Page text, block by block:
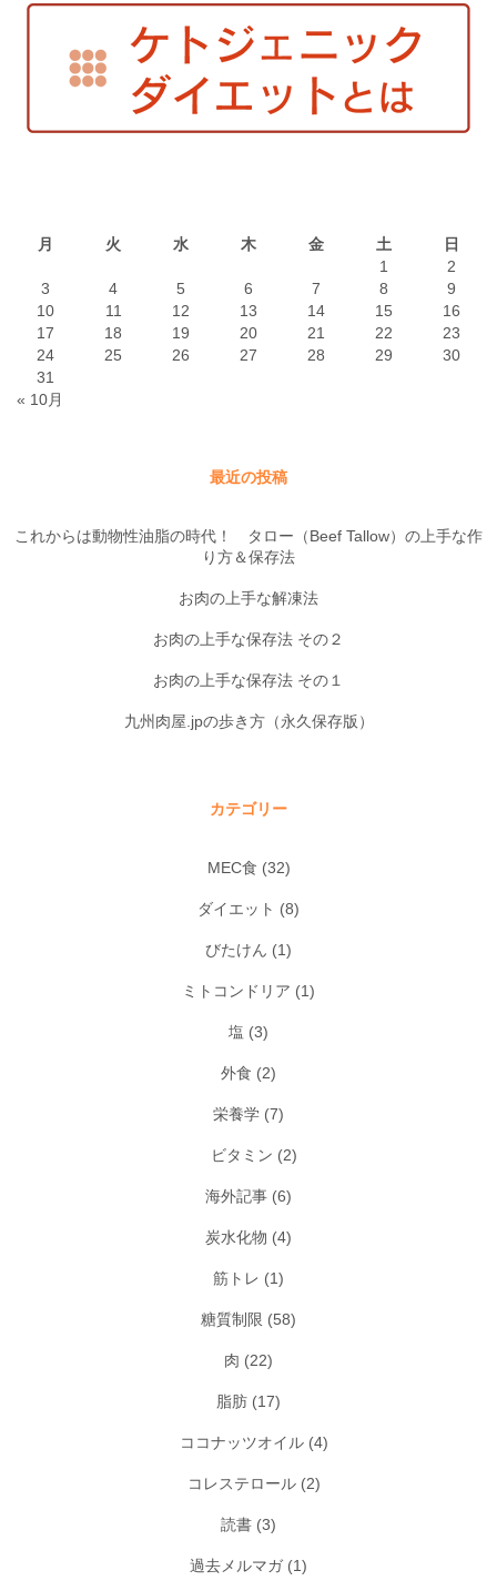
月 火 水 木 金 土
日
1
2
3
4 5 6 7 8
9
10
11 12 13 14 15
16
17
18 19 20 21 22
23
24
25 26 27 28 29
30
31
« 10月
最近の投稿
これからは動物性油脂の時代！ タロー（Beef Tallow）の上手な作
り方＆保存法
お肉の上手な解凍法
お肉の上手な保存法 その２
お肉の上手な保存法 その１
九州肉屋.jpの歩き方（永久保存版）
カテゴリー
MEC食 (32)
ダイエット (8)
びたけん (1)
ミトコンドリア (1)
塩 (3)
外食 (2)
栄養学 (7)
ビタミン (2)
海外記事 (6)
炭水化物 (4)
筋トレ (1)
糖質制限 (58)
肉 (22)
脂肪 (17)
ココナッツオイル (4)
コレステロール (2)
読書 (3)
過去メルマガ(1)